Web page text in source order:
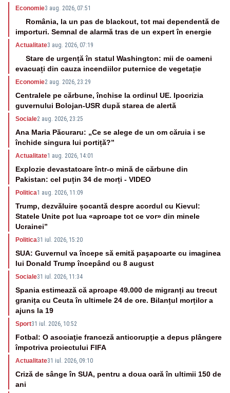
Economie3 aug. 2026, 07:51
România, la un pas de blackout, tot mai dependentă de
importuri. Semnal de alarmă tras de un expert în energie
Actualitate3 aug. 2026, 07:19
Stare de urgență în statul Washington: mii de oameni
evacuați din cauza incendiilor puternice de vegetație
Economie2 aug. 2026, 23:29
Centralele pe cărbune, închise la ordinul UE. Ipocrizia
guvernului Bolojan-USR după starea de alertă
Sociale2 aug. 2026, 23:25
Ana Maria Păcuraru: „Ce se alege de un om căruia i se
închide singura lui portiță?”
Actualitate1 aug. 2026, 14:01
Explozie devastatoare într-o mină de cărbune din
Pakistan: cel puțin 34 de morți - VIDEO
Politica1 aug. 2026, 11:09
Trump, dezvăluire șocantă despre acordul cu Kievul:
Statele Unite pot lua «aproape tot ce vor» din minele
Ucrainei”
Politica31 iul. 2026, 15:20
SUA: Guvernul va începe să emită paşapoarte cu imaginea
lui Donald Trump începând cu 8 august
Sociale31 iul. 2026, 11:34
Spania estimează că aproape 49.000 de migranți au trecut
granița cu Ceuta în ultimele 24 de ore. Bilanțul morților a
ajuns la 19
Sport31 iul. 2026, 10:52
Fotbal: O asociaţie franceză anticorupţie a depus plângere
împotriva proiectului FIFA
Actualitate31 iul. 2026, 09:10
Criză de sânge în SUA, pentru a doua oară în ultimii 150 de
ani